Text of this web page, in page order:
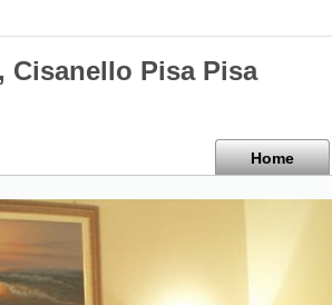
Cisanello Pisa Pisa
Home